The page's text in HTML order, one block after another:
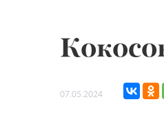
07.05.2024